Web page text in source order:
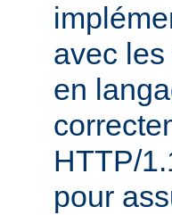
avec
en
HTTP/
pour